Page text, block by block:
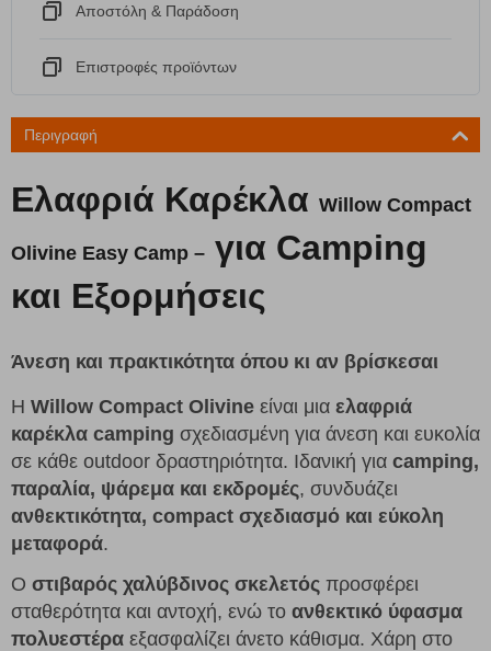
Αποστόλη & Παράδοση
Eπιστροφές προϊόντων
Περιγραφή
Ελαφριά Καρέκλα Willow Compact
Olivine Easy Camp – για Camping
και Εξορμήσεις
Άνεση και πρακτικότητα όπου κι αν βρίσκεσαι
Η Willow Compact Olivine είναι μια ελαφριά
καρέκλα camping σχεδιασμένη για άνεση και ευκολία
σε κάθε outdoor δραστηριότητα. Ιδανική για camping,
παραλία, ψάρεμα και εκδρομές, συνδυάζει
ανθεκτικότητα, compact σχεδιασμό και εύκολη
μεταφορά.
Ο στιβαρός χαλύβδινος σκελετός προσφέρει
σταθερότητα και αντοχή, ενώ το ανθεκτικό ύφασμα
πολυεστέρα εξασφαλίζει άνετο κάθισμα. Χάρη στο